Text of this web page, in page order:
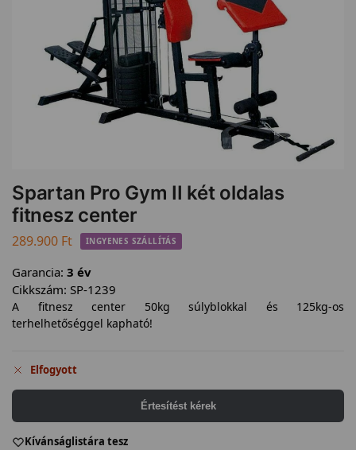
Spartan Pro Gym II két oldalas
fitnesz center
289.900 Ft INGYENES SZÁLLÍTÁS
Garancia: 3 év
Cikkszám: SP-1239
A fitnesz center 50kg súlyblokkal és 125kg-os
terhelhetőséggel kapható!
Elfogyott
Értesítést kérek
Kívánságlistára tesz